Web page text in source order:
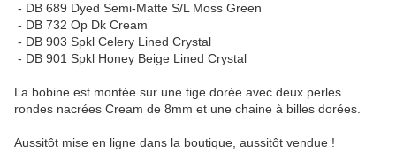
- DB 689 Dyed Semi-Matte S/L Moss Green
- DB 732 Op Dk Cream
- DB 903 Spkl Celery Lined Crystal
- DB 901 Spkl Honey Beige Lined Crystal
La bobine est montée sur une tige dorée avec deux perles
rondes nacrées Cream de 8mm et une chaine à billes dorées.
Aussitôt mise en ligne dans la boutique, aussitôt vendue !